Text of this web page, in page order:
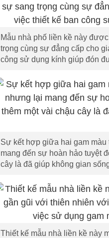
Mẫu nhà phố liền kề này
trọng cùng sự đẳng cấp cho
công sử dụng kính giúp đón
Sự kết hợp giữa hai gam
mang đến sự hoàn hảo tuyệt
cây là đã giúp không gian
Thiết kế mẫu nhà liền kề này